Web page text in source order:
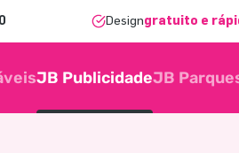
Designgratuito e
JB PublicidadeJB